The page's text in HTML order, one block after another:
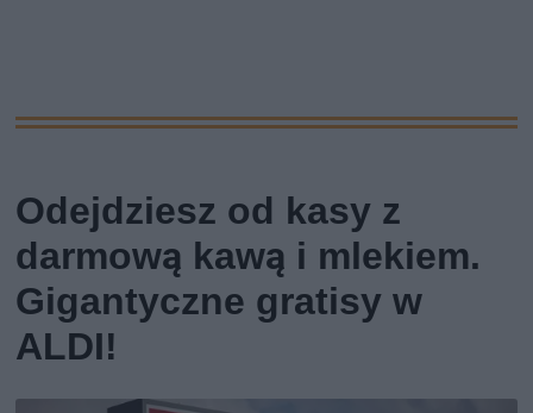
Odejdziesz od kasy z
darmową kawą i mlekiem.
Gigantyczne gratisy w
ALDI!